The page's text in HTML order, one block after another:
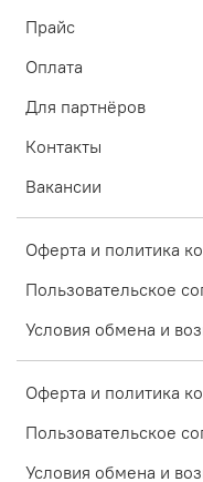
Прайс
Оплата
Для партнёров
Контакты
Вакансии
Оферта и политика
Пользовательское
Условия обмена и
Оферта и политика
Пользовательское
Условия обмена и